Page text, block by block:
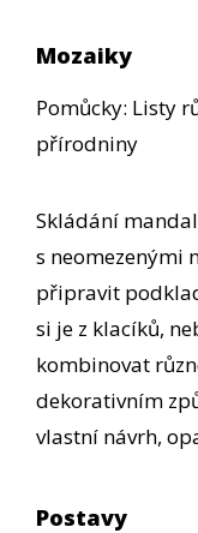
Mozaiky
Pomůcky: Listy
přírodniny
Skládání
s neomezenými
připravit
si je z klacíků,
kombinovat
dekorativním
vlastní návrh,
Postavy